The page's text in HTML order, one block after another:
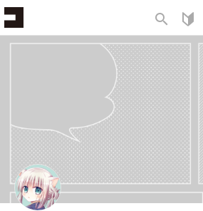
search